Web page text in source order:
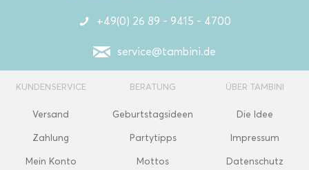
+49(0) 26 89 - 9415 - 4700
service@tambini.de
KUNDENSERVICE
Versand
Zahlung
Mein Konto
BERATUNG
Geburtstagsideen
Partytipps
Mottos
ÜBER TAMBINI
Die Idee
Impressum
Datenschutz